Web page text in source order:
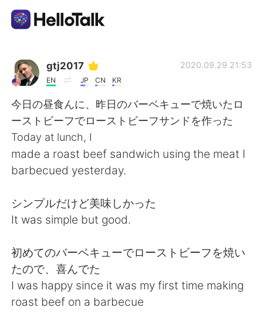
Language Exchange App
English
简体中文 繁體中文
Español العربية
日本語
Русский ไทย
gtj2017
EN JP CN KR
2020.09.29 21:53
今日の昼食んに、昨日のバーベキューで焼いたロ
ーストビーフでローストビーフサンドを作った
Today at lunch, I
made a roast beef sandwich using the meat I
barbecued yesterday.
シンプルだけど美味しかった
It was simple but good.
初めてのバーベキューでローストビーフを焼い
たので、喜んでた
I was happy since it was my first time making
roast beef on a barbecue